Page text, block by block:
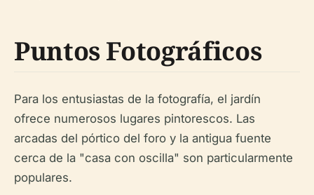
Puntos Fotográficos
Para los entusiastas de la fotografía, el jardín
ofrece numerosos lugares pintorescos. Las
arcadas del pórtico del foro y la antigua fuente
cerca de la "casa con oscilla" son particularmente
populares.